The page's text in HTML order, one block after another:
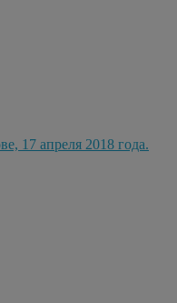
апреля 2018 года.